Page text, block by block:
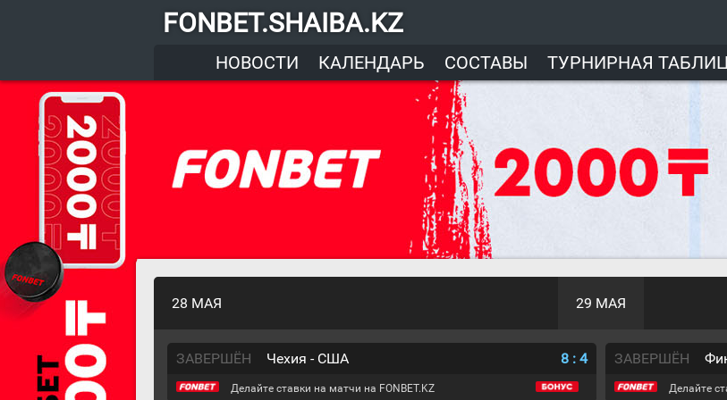
FONBET.SHAIBA.KZ
НОВОСТИ
КАЛЕНДАРЬ СОСТАВЫ ТУРНИРНАЯ
28 МАЯ 29 МАЯ
ЗАВЕРШЁН Чехия - США 8 : 4
Делайте ставки на матчи на FONBET.KZ
ЗАВЕРШЁН
Делайте